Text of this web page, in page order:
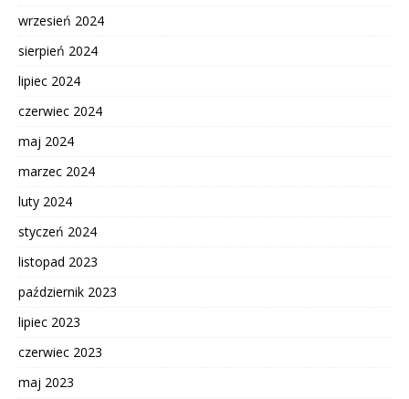
wrzesień 2024
sierpień 2024
lipiec 2024
czerwiec 2024
maj 2024
marzec 2024
luty 2024
styczeń 2024
listopad 2023
październik 2023
lipiec 2023
czerwiec 2023
maj 2023